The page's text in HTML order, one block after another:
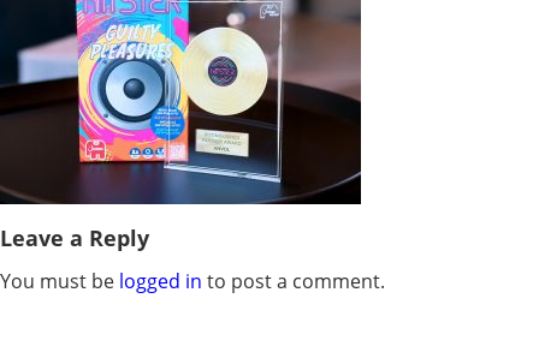
Leave a Reply
You must be logged in to post a comment.